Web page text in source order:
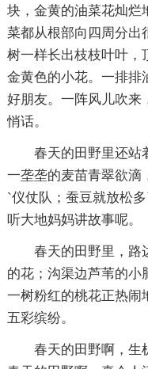
块，金黄的油菜花灿烂
菜都从根部向四周分出
树一样长出枝枝叶叶，
金黄色的小花。一排排
好朋友。一阵风儿吹来
悄话。
春天的田野里还站
一垄垄的麦苗青翠欲滴
`仪仗队；蚕豆就放松
听大地妈妈讲故事呢。
春天的田野里，路
的花；沟渠边芦苇的小
一树粉红的桃花正热闹
五彩缤纷。
春天的田野啊，生